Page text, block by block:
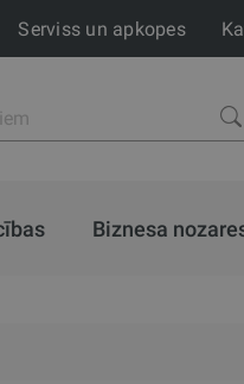
Serviss un apkopes
Biznesa